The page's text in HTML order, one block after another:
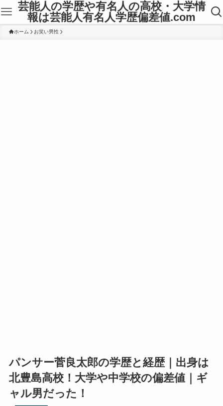
芸能人の学歴や有名人の高校・大学情
報は芸能人有名人学歴偏差値.com
ホーム お笑い男性
パンサー菅良太郎の学歴と経歴｜出身は
北豊島高校！大学や中学校の偏差値｜ギ
ャル男だった！